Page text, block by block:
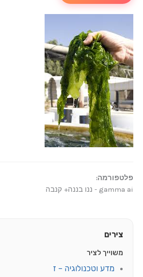
פלטפורמה:
gamma ai - ננו בננה+ קנבה
צירים
משוייך לציר
מדע וטכנולוגיה – ז